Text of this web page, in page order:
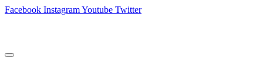
Facebook InstagramYoutube Twitter